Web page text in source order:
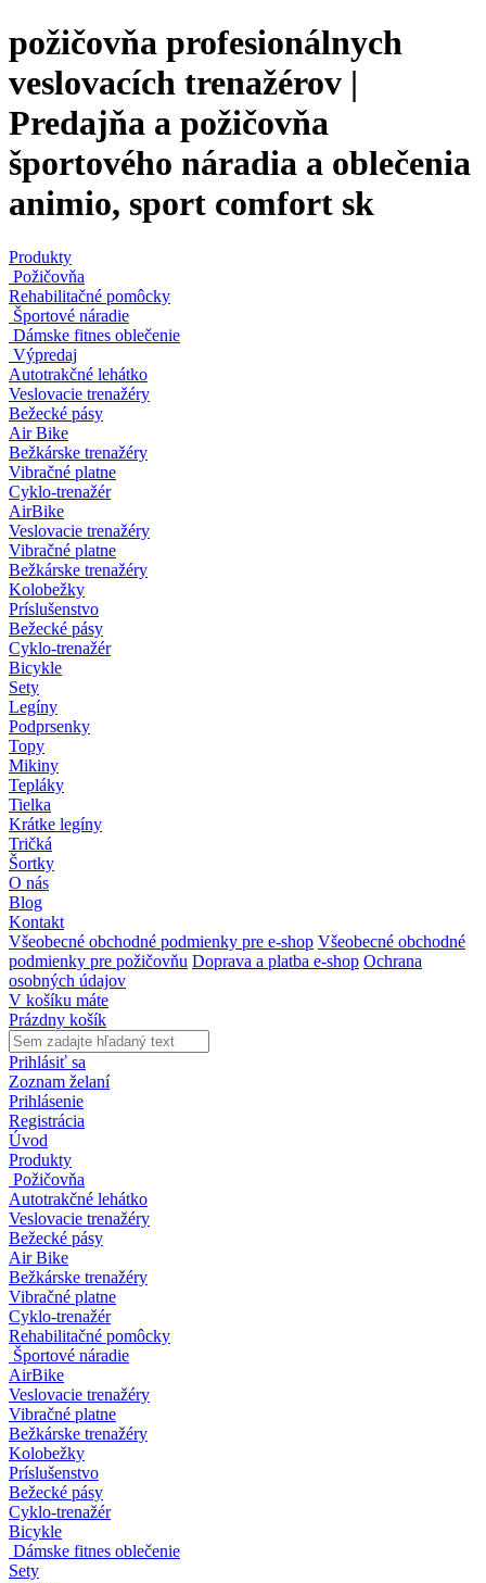
požičovňa profesionálnych
veslovacích trenažérov |
Predajňa a požičovňa
športového náradia a oblečenia
animio, sport comfort sk
Produkty
Požičovňa
Rehabilitačné pomôcky
Športové náradie
Dámske fitnes oblečenie
Výpredaj
Autotrakčné lehátko
Veslovacie trenažéry
Bežecké pásy
Air Bike
Bežkárske trenažéry
Vibračné platne
Cyklo-trenažér
AirBike
Veslovacie trenažéry
Vibračné platne
Bežkárske trenažéry
Kolobežky
Príslušenstvo
Bežecké pásy
Cyklo-trenažér
Bicykle
Sety
Legíny
Podprsenky
Topy
Mikiny
Tepláky
Tielka
Krátke legíny
Tričká
Šortky
O nás
Blog
Kontakt
Všeobecné obchodné podmienky pre e-shop Všeobecné obchodné
podmienky pre požičovňu Doprava a platba e-shop Ochrana
osobných údajov
V košíku máte
Prázdny košík
Prihlásiť sa
Zoznam želaní
Prihlásenie
Registrácia
Úvod
Produkty
Požičovňa
Autotrakčné lehátko
Veslovacie trenažéry
Bežecké pásy
Air Bike
Bežkárske trenažéry
Vibračné platne
Cyklo-trenažér
Rehabilitačné pomôcky
Športové náradie
AirBike
Veslovacie trenažéry
Vibračné platne
Bežkárske trenažéry
Kolobežky
Príslušenstvo
Bežecké pásy
Cyklo-trenažér
Bicykle
Dámske fitnes oblečenie
Sety